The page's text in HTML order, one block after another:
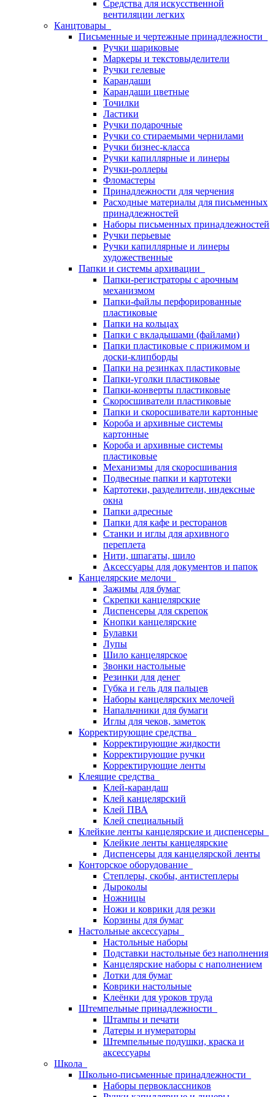
Средства для искусственной
вентиляции легких
Канцтовары
Письменные и чертежные принадлежности
Ручки шариковые
Маркеры и текстовыделители
Ручки гелевые
Карандаши
Карандаши цветные
Точилки
Ластики
Ручки подарочные
Ручки со стираемыми чернилами
Ручки бизнес-класса
Ручки капиллярные и линеры
Ручки-роллеры
Фломастеры
Принадлежности для черчения
Расходные материалы для письменных
принадлежностей
Наборы письменных принадлежностей
Ручки перьевые
Ручки капиллярные и линеры
художественные
Папки и системы архивации
Папки-регистраторы с арочным
механизмом
Папки-файлы перфорированные
пластиковые
Папки на кольцах
Папки с вкладышами (файлами)
Папки пластиковые с прижимом и
доски-клипборды
Папки на резинках пластиковые
Папки-уголки пластиковые
Папки-конверты пластиковые
Скоросшиватели пластиковые
Папки и скоросшиватели картонные
Короба и архивные системы
картонные
Короба и архивные системы
пластиковые
Механизмы для скоросшивания
Подвесные папки и картотеки
Картотеки, разделители, индексные
окна
Папки адресные
Папки для кафе и ресторанов
Станки и иглы для архивного
переплета
Нити, шпагаты, шило
Аксессуары для документов и папок
Канцелярские мелочи
Зажимы для бумаг
Скрепки канцелярские
Диспенсеры для скрепок
Кнопки канцелярские
Булавки
Лупы
Шило канцелярское
Звонки настольные
Резинки для денег
Губка и гель для пальцев
Наборы канцелярских мелочей
Напальчники для бумаги
Иглы для чеков, заметок
Корректирующие средства
Корректирующие жидкости
Корректирующие ручки
Корректирующие ленты
Клеящие средства
Клей-карандаш
Клей канцелярский
Клей ПВА
Клей специальный
Клейкие ленты канцелярские и диспенсеры
Клейкие ленты канцелярские
Диспенсеры для канцелярской ленты
Конторское оборудование
Степлеры, скобы, антистеплеры
Дыроколы
Ножницы
Ножи и коврики для резки
Корзины для бумаг
Настольные аксессуары
Настольные наборы
Подставки настольные без наполнения
Канцелярские наборы с наполнением
Лотки для бумаг
Коврики настольные
Клеёнки для уроков труда
Штемпельные принадлежности
Штампы и печати
Датеры и нумераторы
Штемпельные подушки, краска и
аксессуары
Школа
Школьно-письменные принадлежности
Наборы первоклассников